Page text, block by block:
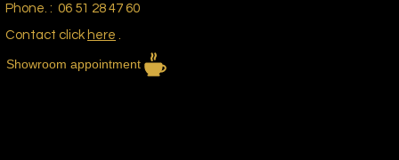
Phone. : 06 51 28 47 60
Contact click here .
Showroom appointment